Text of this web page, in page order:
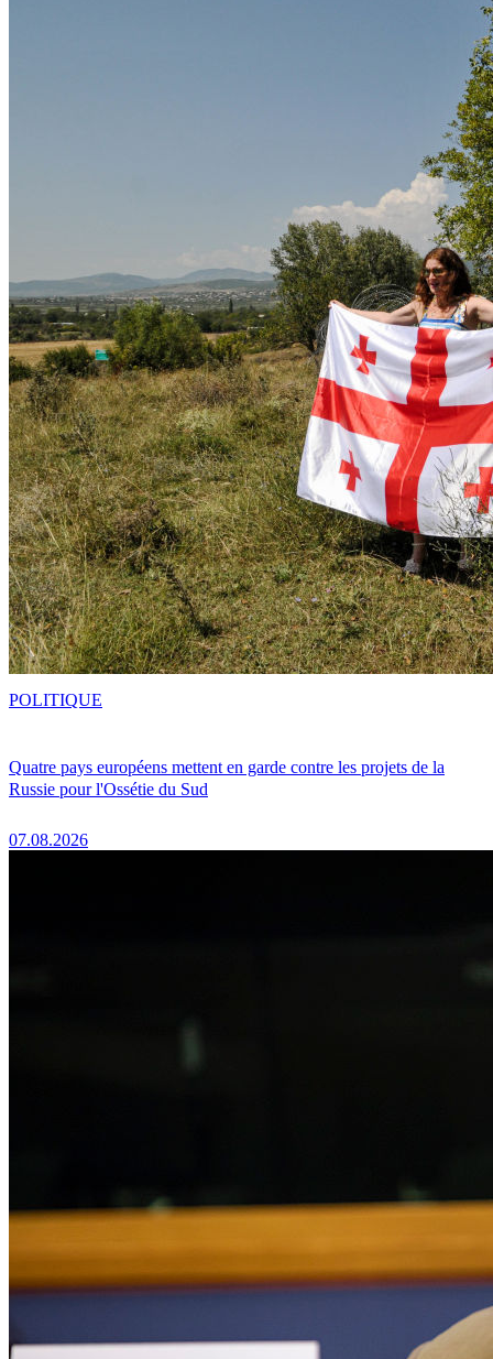
Quatre pays européens mettent en garde contre les projets de la
Russie pour l'Ossétie du Sud
07.08.2026
POLITIQUE